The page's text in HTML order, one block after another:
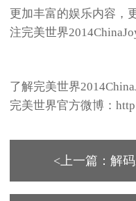
更加丰富的娱乐内容，
注完美世界
了解完美世界
完美世界官方微博：
<上一篇：解